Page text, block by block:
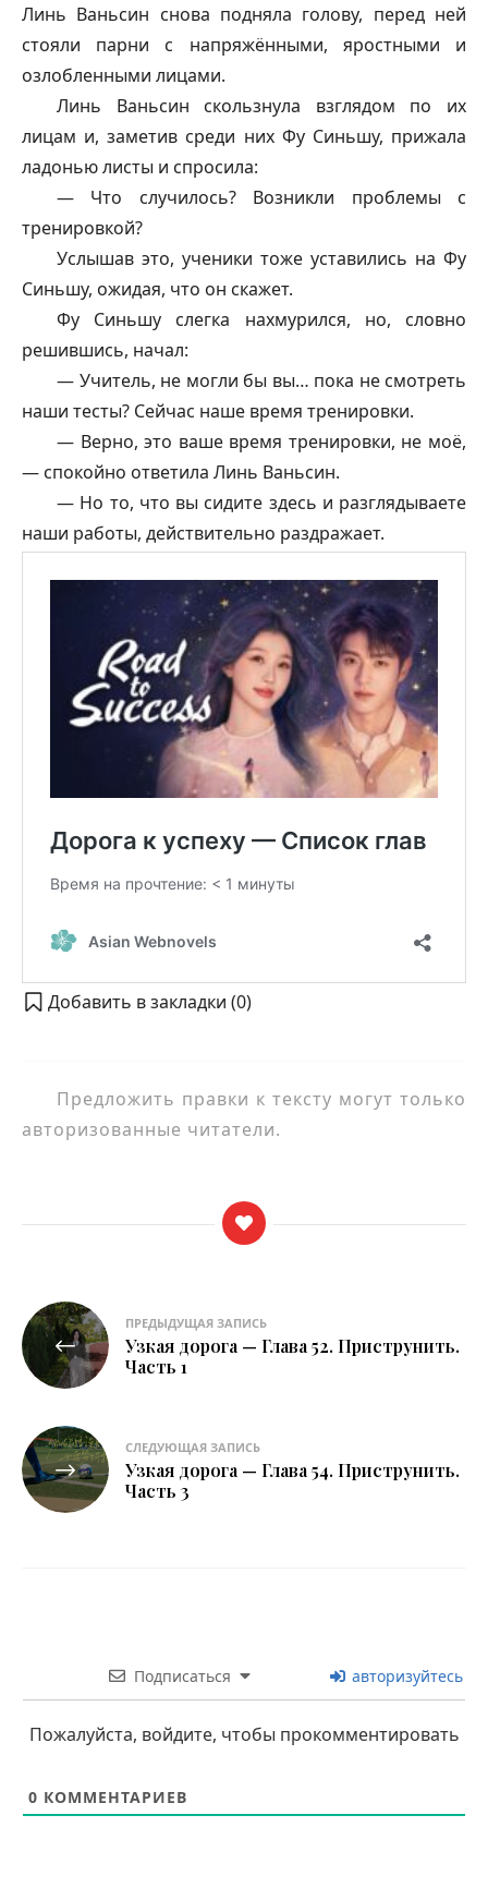
Линь Ваньсин снова подняла голову, перед ней
стояли парни с напряжёнными, яростными и
озлобленными лицами.
Линь Ваньсин скользнула взглядом по их
лицам и, заметив среди них Фу Синьшу, прижала
ладонью листы и спросила:
— Что случилось? Возникли проблемы с
тренировкой?
Услышав это, ученики тоже уставились на Фу
Синьшу, ожидая, что он скажет.
Фу Синьшу слегка нахмурился, но, словно
решившись, начал:
— Учитель, не могли бы вы… пока не смотреть
наши тесты? Сейчас наше время тренировки.
— Верно, это ваше время тренировки, не моё,
— спокойно ответила Линь Ваньсин.
— Но то, что вы сидите здесь и разглядываете
наши работы, действительно раздражает.
Добавить в закладки (0)
Предложить правки к тексту могут только
авторизованные читатели.
Навигация
по
записям
ПРЕДЫДУЩАЯ ЗАПИСЬ
Узкая дорога — Глава 52. Приструнить.
Часть 1
СЛЕДУЮЩАЯ ЗАПИСЬ
Узкая дорога — Глава 54. Приструнить.
Часть 3
Подписаться авторизуйтесь
Пожалуйста, войдите, чтобы прокомментировать
0 КОММЕНТАРИЕВ